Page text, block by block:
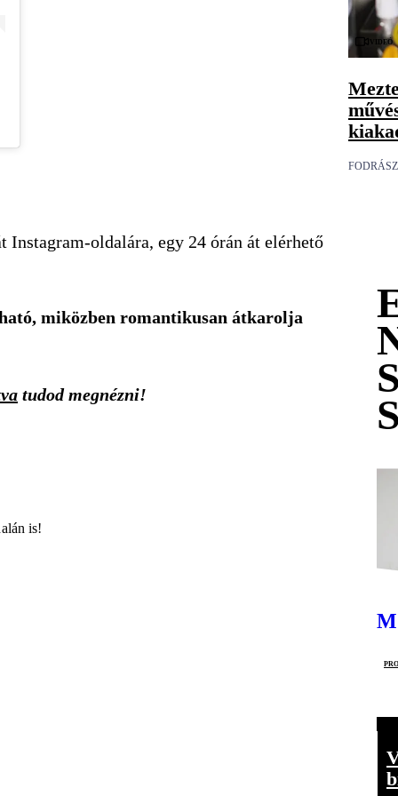
oldalára, egy 24 órán át elérhető
miközben romantikusan átkarolja
tudod megnézni!
is!
Videó